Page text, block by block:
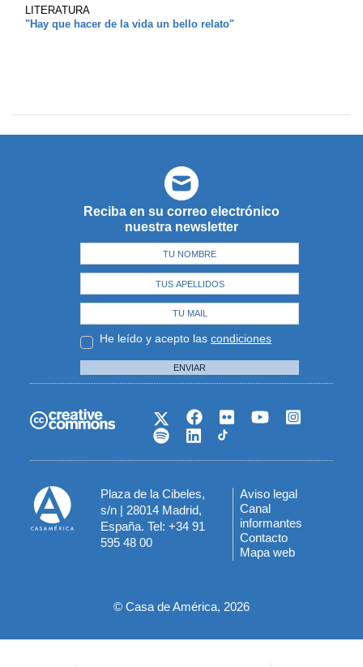
LITERATURA
"Hay que hacer de la vida un bello relato"
Reciba en su correo electrónico
nuestra newsletter
He leído y acepto las condiciones
ENVIAR
Plaza de la Cibeles,
s/n | 28014 Madrid,
España. Tel: +34 91
595 48 00
Menú
del
pie
Aviso legal
Canal
informantes
Contacto
Mapa web
© Casa de América, 2026